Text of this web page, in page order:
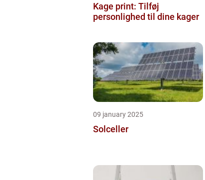
Kage print: Tilføj
personlighed til dine kager
09 january 2025
Solceller